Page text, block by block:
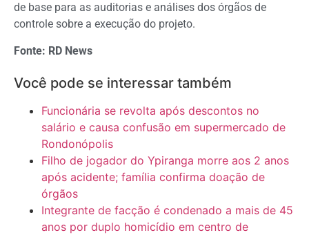
de base para as auditorias e análises dos órgãos de
controle sobre a execução do projeto.
Fonte: RD News
Você pode se interessar também
Funcionária se revolta após descontos no
salário e causa confusão em supermercado de
Rondonópolis
Filho de jogador do Ypiranga morre aos 2 anos
após acidente; família confirma doação de
órgãos
Integrante de facção é condenado a mais de 45
anos por duplo homicídio em centro de